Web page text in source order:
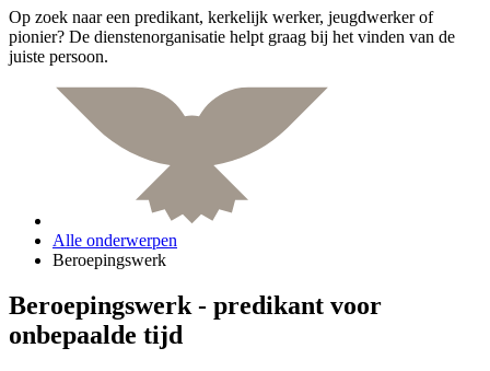
Op zoek naar een predikant, kerkelijk werker, jeugdwerker of
pionier? De dienstenorganisatie helpt graag bij het vinden van de
juiste persoon.
Alle onderwerpen
Beroepingswerk
Beroepingswerk - predikant voor
onbepaalde tijd